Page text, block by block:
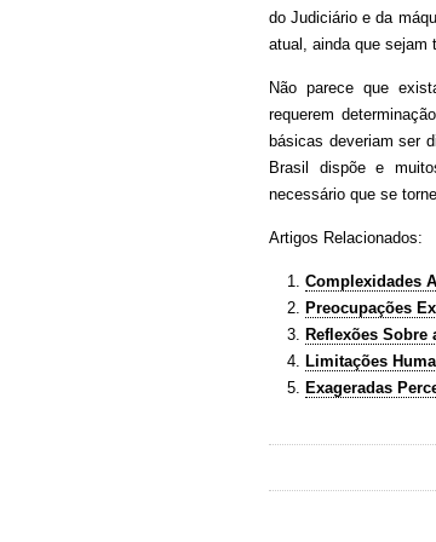
do Judiciário e da
atual, ainda que sejam
Não parece que
requerem
básicas deveriam ser
Brasil dispõe e
necessário que se
Artigos Relacionados:
Complexidades
Preocupações
Reflexões Sobre
Limitações
Exageradas